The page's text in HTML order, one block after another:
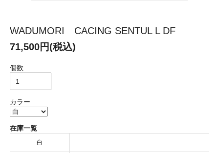
WADUMORI CACING SENTUL L DF
71,500円(税込)
個数
カラー
在庫一覧
白